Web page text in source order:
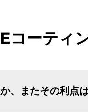
コーティ
、またその利点